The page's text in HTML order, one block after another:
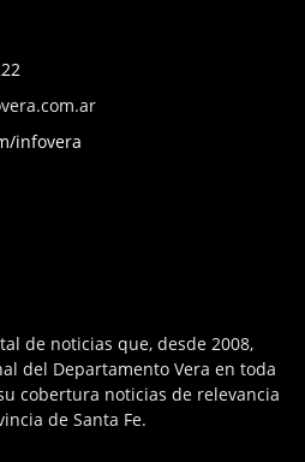
infovera
de noticias que, desde 2008,
del Departamento Vera en toda
cobertura noticias de relevancia
de Santa Fe.